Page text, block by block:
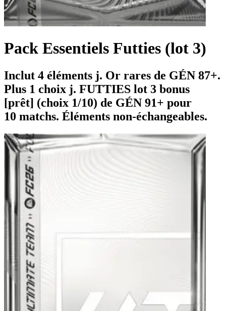
Pack Essentiels Futties (lot 3)
Inclut 4 éléments j. Or rares de GÉN 87+.
Plus 1 choix j. FUTTIES lot 3 bonus
[prêt] (choix 1/10) de GÉN 91+ pour
10 matchs. Éléments non-échangeables.